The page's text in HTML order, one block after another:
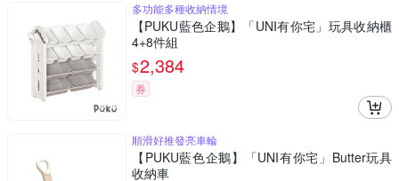
多功能多種收納情境
【PUKU藍色企鵝】「UNI有你宅」玩具收納櫃
4+8件組
$2,384
券
順滑好推發亮車輪
【PUKU藍色企鵝】「UNI有你宅」Butter玩具
收納車